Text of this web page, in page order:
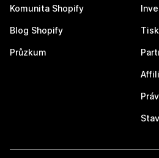
Komunita Shopify
Blog Shopify
Průzkum